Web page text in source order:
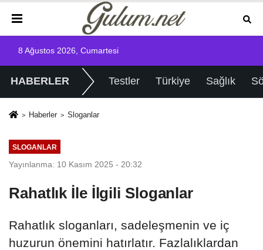
8 Ağustos 2026, Cumartesi
HABERLER Testler Türkiye Sağlık
Haberler Sloganlar
SLOGANLAR
Yayınlanma: 10 Kasım 2025 - 20:32
Rahatlık İle İlgili Sloganlar
Rahatlık sloganları, sadeleşmenin ve iç
huzurun önemini hatırlatır. Fazlalıklardan